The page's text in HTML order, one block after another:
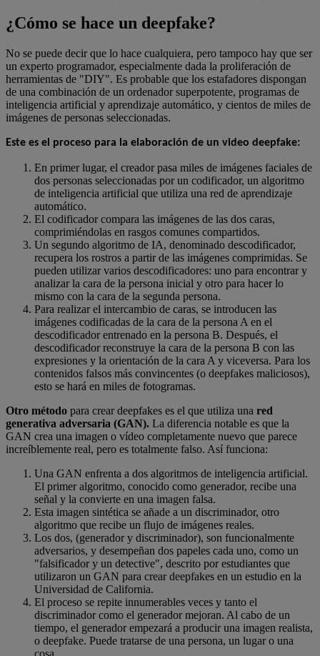
¿Cómo se hace un deepfake?
No se puede decir que lo hace cualquiera, pero tampoco hay que ser
un experto programador, especialmente dada la proliferación de
herramientas de "DIY". Es probable que los estafadores dispongan
de una combinación de un ordenador superpotente, programas de
inteligencia artificial y aprendizaje automático, y cientos de miles de
imágenes de personas seleccionadas.
Este es el proceso para la elaboración de un video deepfake:
En primer lugar, el creador pasa miles de imágenes faciales de
dos personas seleccionadas por un codificador, un algoritmo
de inteligencia artificial que utiliza una red de aprendizaje
automático.
El codificador compara las imágenes de las dos caras,
comprimiéndolas en rasgos comunes compartidos.
Un segundo algoritmo de IA, denominado descodificador,
recupera los rostros a partir de las imágenes comprimidas. Se
pueden utilizar varios descodificadores: uno para encontrar y
analizar la cara de la persona inicial y otro para hacer lo
mismo con la cara de la segunda persona.
Para realizar el intercambio de caras, se introducen las
imágenes codificadas de la cara de la persona A en el
descodificador entrenado en la persona B. Después, el
descodificador reconstruye la cara de la persona B con las
expresiones y la orientación de la cara A y viceversa. Para los
contenidos falsos más convincentes (o deepfakes maliciosos),
esto se hará en miles de fotogramas.
Otro método para crear deepfakes es el que utiliza una red
generativa adversaria (GAN). La diferencia notable es que la
GAN crea una imagen o vídeo completamente nuevo que parece
increíblemente real, pero es totalmente falso. Así funciona:
Una GAN enfrenta a dos algoritmos de inteligencia artificial.
El primer algoritmo, conocido como generador, recibe una
señal y la convierte en una imagen falsa.
Esta imagen sintética se añade a un discriminador, otro
algoritmo que recibe un flujo de imágenes reales.
Los dos, (generador y discriminador), son funcionalmente
adversarios, y desempeñan dos papeles cada uno, como un
"falsificador y un detective", descrito por estudiantes que
utilizaron un GAN para crear deepfakes en un estudio en la
Universidad de California.
El proceso se repite innumerables veces y tanto el
discriminador como el generador mejoran. Al cabo de un
tiempo, el generador empezará a producir una imagen realista,
o deepfake. Puede tratarse de una persona, un lugar o una